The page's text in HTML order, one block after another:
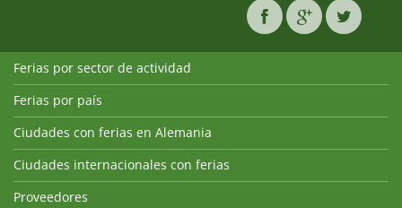
Ferias por sector de actividad
Ferias por país
Ciudades con ferias en Alemania
Ciudades internacionales con ferias
Proveedores